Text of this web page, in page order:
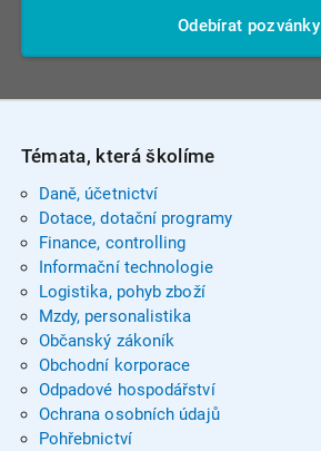
Odebírat pozvánky
Témata, která školíme
Daně, účetnictví
Dotace, dotační programy
Finance, controlling
Informační technologie
Logistika, pohyb zboží
Mzdy, personalistika
Občanský zákoník
Obchodní korporace
Odpadové hospodářství
Ochrana osobních údajů
Pohřebnictví